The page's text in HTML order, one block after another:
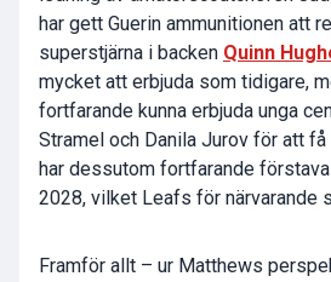
har gett Guerin ammunitionen att
superstjärna i backen Quinn
mycket att erbjuda som tidigare,
fortfarande kunna erbjuda unga
Stramel och Danila Jurov för att
har dessutom fortfarande
2028, vilket Leafs för närvarande
Framför allt – ur Matthews